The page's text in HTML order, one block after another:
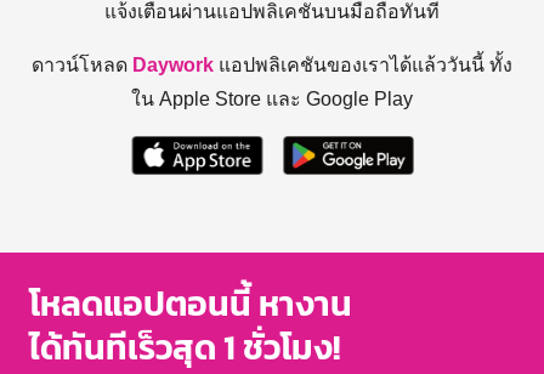
แจ้งเตือนผ่านแอปพลิเคชันบนมือถือทันที
ดาวน์โหลด Daywork แอปพลิเคชันของเราได้แล้ววันนี้ ทั้ง
ใน Apple Store และ Google Play
โหลดแอปตอนนี้ หางาน
ได้ทันทีเร็วสุด 1 ชั่วโมง!